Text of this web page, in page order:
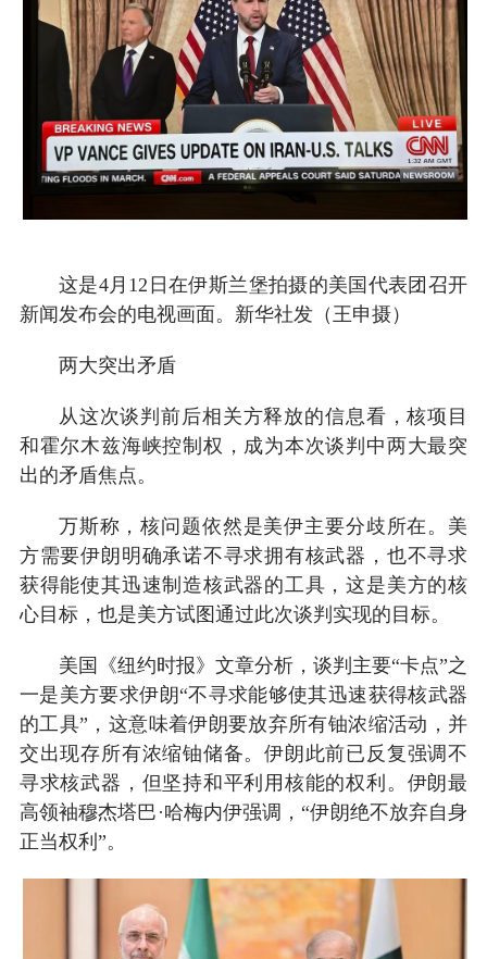
这是4月12日在伊斯兰堡拍摄的美国代表团召开
新闻发布会的电视画面。新华社发（王申摄）
两大突出矛盾
从这次谈判前后相关方释放的信息看，核项目
和霍尔木兹海峡控制权，成为本次谈判中两大最突
出的矛盾焦点。
万斯称，核问题依然是美伊主要分歧所在。美
方需要伊朗明确承诺不寻求拥有核武器，也不寻求
获得能使其迅速制造核武器的工具，这是美方的核
心目标，也是美方试图通过此次谈判实现的目标。
美国《纽约时报》文章分析，谈判主要“卡点”之
一是美方要求伊朗“不寻求能够使其迅速获得核武器
的工具”，这意味着伊朗要放弃所有铀浓缩活动，并
交出现存所有浓缩铀储备。伊朗此前已反复强调不
寻求核武器，但坚持和平利用核能的权利。伊朗最
高领袖穆杰塔巴·哈梅内伊强调，“伊朗绝不放弃自身
正当权利”。